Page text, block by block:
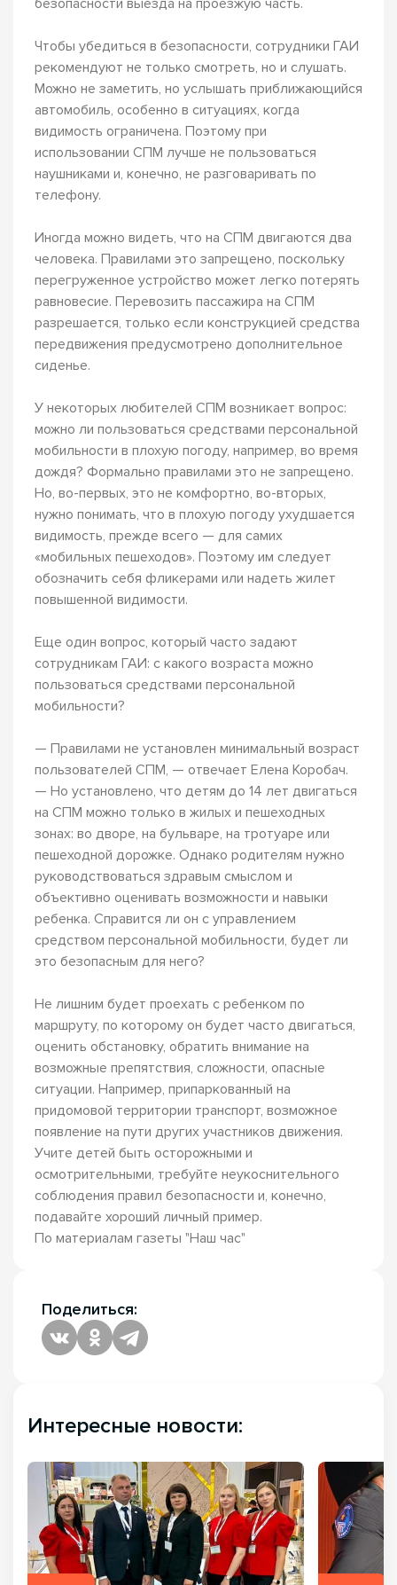
безопасности выезда на проезжую часть.
Чтобы убедиться в безопасности, сотрудники ГАИ
рекомендуют не только смотреть, но и слушать.
Можно не заметить, но услышать приближающийся
автомобиль, особенно в ситуациях, когда
видимость ограничена. Поэтому при
использовании СПМ лучше не пользоваться
наушниками и, конечно, не разговаривать по
телефону.
Иногда можно видеть, что на СПМ двигаются два
человека. Правилами это запрещено, поскольку
перегруженное устройство может легко потерять
равновесие. Перевозить пассажира на СПМ
разрешается, только если конструкцией средства
передвижения предусмотрено дополнительное
сиденье.
У некоторых любителей СПМ возникает вопрос:
можно ли пользоваться средствами персональной
мобильности в плохую погоду, например, во время
дождя? Формально правилами это не запрещено.
Но, во-первых, это не комфортно, во-вторых,
нужно понимать, что в плохую погоду ухудшается
видимость, прежде всего — для самих
«мобильных пешеходов». Поэтому им следует
обозначить себя фликерами или надеть жилет
повышенной видимости.
Еще один вопрос, который часто задают
сотрудникам ГАИ: с какого возраста можно
пользоваться средствами персональной
мобильности?
— Правилами не установлен минимальный возраст
пользователей СПМ, — отвечает Елена Коробач.
— Но установлено, что детям до 14 лет двигаться
на СПМ можно только в жилых и пешеходных
зонах: во дворе, на бульваре, на тротуаре или
пешеходной дорожке. Однако родителям нужно
руководствоваться здравым смыслом и
объективно оценивать возможности и навыки
ребенка. Справится ли он с управлением
средством персональной мобильности, будет ли
это безопасным для него?
Не лишним будет проехать с ребенком по
маршруту, по которому он будет часто двигаться,
оценить обстановку, обратить внимание на
возможные препятствия, сложности, опасные
ситуации. Например, припаркованный на
придомовой территории транспорт, возможное
появление на пути других участников движения.
Учите детей быть осторожными и
осмотрительными, требуйте неукоснительного
соблюдения правил безопасности и, конечно,
подавайте хороший личный пример.
По материалам газеты "Наш час"
Поделиться:
Интересные новости: